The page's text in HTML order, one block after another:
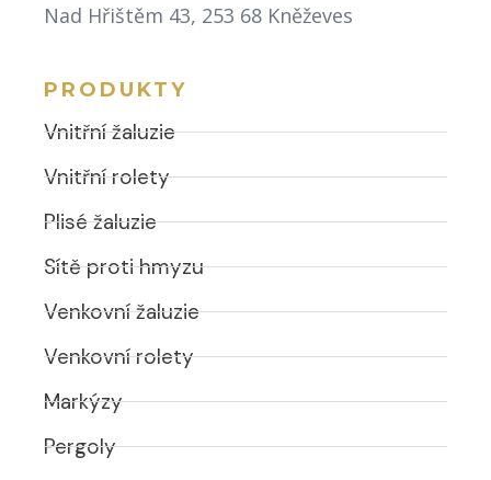
Nad Hřištěm 43, 253 68 Kněževes
PRODUKTY
Vnitřní žaluzie
Vnitřní rolety
Plisé žaluzie
Sítě proti hmyzu
Venkovní žaluzie
Venkovní rolety
Markýzy
Pergoly